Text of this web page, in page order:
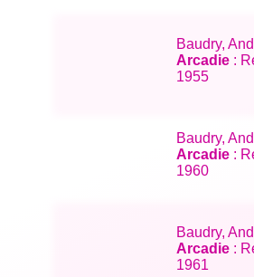
Baudry,
Arcadie :
1955
Baudry,
Arcadie :
1960
Baudry,
Arcadie :
1961